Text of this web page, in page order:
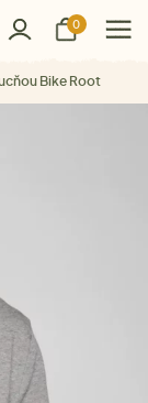
0
Bike Root